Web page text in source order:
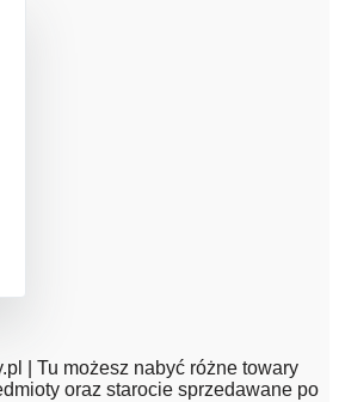
| Tu możesz nabyć różne towary
oraz starocie sprzedawane po